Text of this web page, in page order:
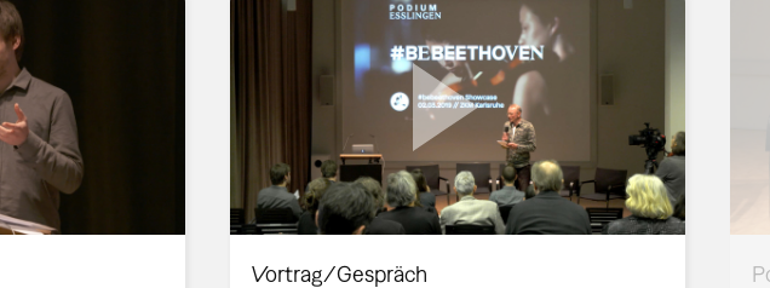
Vortrag/Gespräch